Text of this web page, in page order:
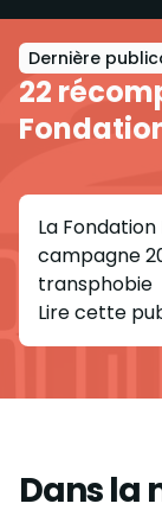
Dernière
22
La
campagne
transphobie
Lire cette
Dans la